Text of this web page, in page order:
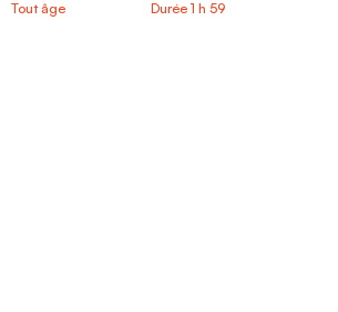
Tout âge Durée 1 h 59